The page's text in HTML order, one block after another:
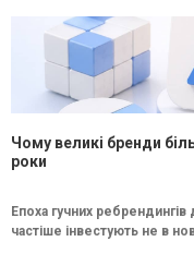
Чому великі бренди
роки
Епоха гучних
частіше інвестують не в